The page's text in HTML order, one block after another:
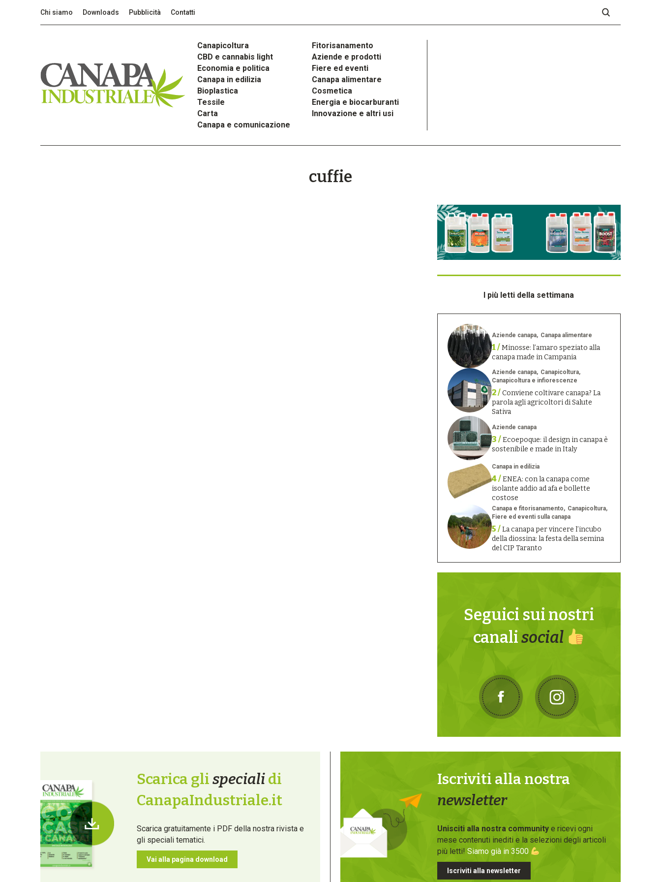
Chi siamo Downloads Pubblicità Contatti
Canapicoltura
Fitorisanamento
CBD e cannabis light
Aziende e prodotti
Economia e politica
Fiere ed eventi
Canapa in edilizia
Canapa alimentare
Bioplastica
Cosmetica
Tessile
Energia e biocarburanti
Carta
Innovazione e altri usi
Canapa e comunicazione
cuffie
I più letti della settimana
Aziende canapa Canapa alimentare
1 /Minosse: l’amaro speziato alla
canapa made in Campania
Aziende canapa
Canapicoltura
Canapicoltura e infiorescenze
2 /Conviene coltivare canapa? La
parola agli agricoltori di Salute
Sativa
Aziende canapa
3 /Ecoepoque: il design in canapa è
sostenibile e made in Italy
Canapa in edilizia
4 /ENEA: con la canapa come
isolante addio ad afa e bollette
costose
Canapa e fitorisanamento
Canapicoltura
Fiere ed eventi sulla canapa
5 /La canapa per vincere l’incubo
della diossina: la festa della semina
del CIP Taranto
Seguici sui nostri
canalisocial
Scarica glispecialidi
CanapaIndustriale.it
Scarica gratuitamente i PDF della nostra rivista e
gli speciali tematici.
Vai alla pagina download
Iscriviti alla nostra
newsletter
Unisciti alla nostra communitye ricevi ogni
mese contenuti inediti e la selezioni degli articoli
più letti! Siamo già in 3500
Iscriviti alla newsletter